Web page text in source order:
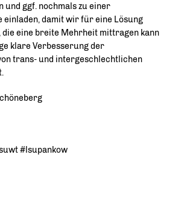
und ggf. nochmals zu einer
einladen, damit wir für eine Lösung
die eine breite Mehrheit mittragen kann
klare Verbesserung der
trans- und intergeschlechtlichen
#lsupankow